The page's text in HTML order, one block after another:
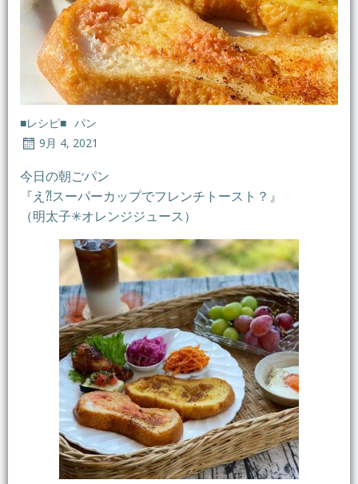
■レシピ■ パン
9月 4, 2021
今日の朝ごパン
『え⁈スーパーカップでフレンチトースト？』
（明太子✳︎オレンジジュース）